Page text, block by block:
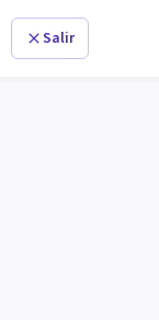
Salir